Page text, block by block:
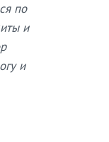
по
и
и